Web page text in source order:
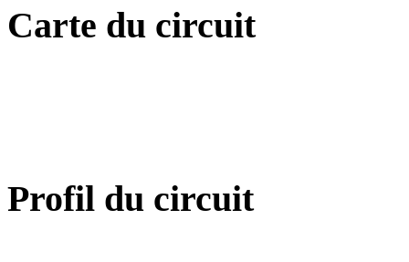
Carte du circuit
Profil du circuit